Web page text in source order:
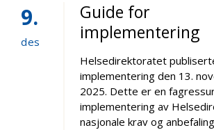
9
des
Guide for
implementering
Helsedirektoratet
implementering den 13.
2025. Dette er en
implementering av
nasjonale krav og